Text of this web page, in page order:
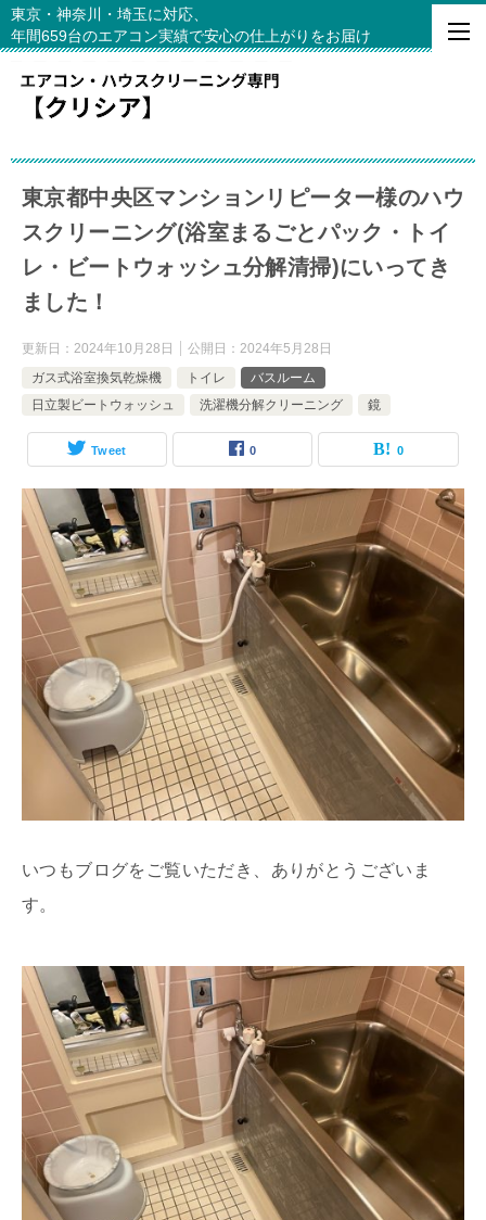
東京・神奈川・埼玉に対応、
年間659台のエアコン実績で安心の仕上がりをお届け
東京都中央区マンションリピーター様のハウ
スクリーニング(浴室まるごとパック・トイ
レ・ビートウォッシュ分解清掃)にいってき
ました！
更新日： 2024年10月28日 公開日： 2024年5月28日
ガス式浴室換気乾燥機
トイレ
バスルーム
日立製ビートウォッシュ
洗濯機分解クリーニング 鏡
Tweet 0 0
いつもブログをご覧いただき、ありがとうございま
す。